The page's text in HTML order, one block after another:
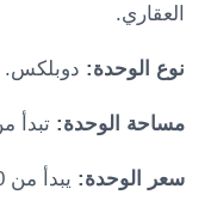
العقاري.
نوع الوحدة: دوبلكس.
مساحة الوحدة:تبدأ من 550
سعر الوحدة: يبدأ من 19,250,000 جنيهاً مصرياً.